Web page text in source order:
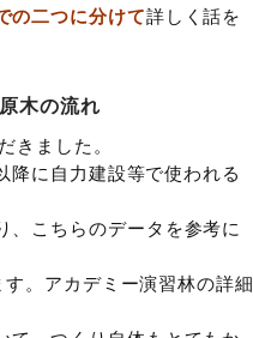
二つに分けて詳しく話を
木の流れ
きました。
降に自力建設等で使われる
、こちらのデータを参考に
。アカデミー演習林の詳細